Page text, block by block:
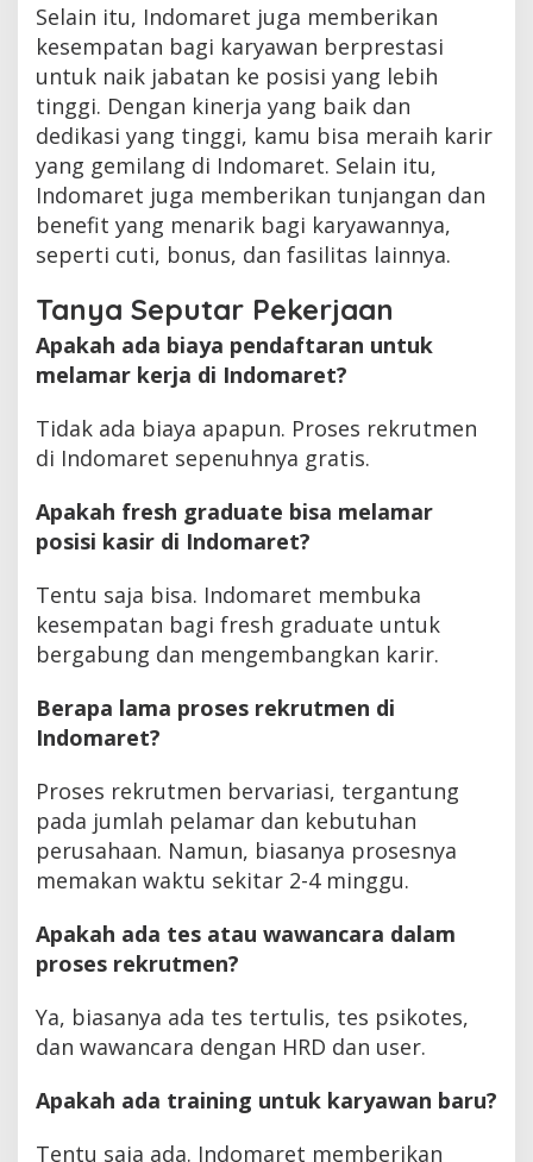
Selain itu, Indomaret juga memberikan
kesempatan bagi karyawan berprestasi
untuk naik jabatan ke posisi yang lebih
tinggi. Dengan kinerja yang baik dan
dedikasi yang tinggi, kamu bisa meraih karir
yang gemilang di Indomaret. Selain itu,
Indomaret juga memberikan tunjangan dan
benefit yang menarik bagi karyawannya,
seperti cuti, bonus, dan fasilitas lainnya.
Tanya Seputar Pekerjaan
Apakah ada biaya pendaftaran untuk
melamar kerja di Indomaret?
Tidak ada biaya apapun. Proses rekrutmen
di Indomaret sepenuhnya gratis.
Apakah fresh graduate bisa melamar
posisi kasir di Indomaret?
Tentu saja bisa. Indomaret membuka
kesempatan bagi fresh graduate untuk
bergabung dan mengembangkan karir.
Berapa lama proses rekrutmen di
Indomaret?
Proses rekrutmen bervariasi, tergantung
pada jumlah pelamar dan kebutuhan
perusahaan. Namun, biasanya prosesnya
memakan waktu sekitar 2-4 minggu.
Apakah ada tes atau wawancara dalam
proses rekrutmen?
Ya, biasanya ada tes tertulis, tes psikotes,
dan wawancara dengan HRD dan user.
Apakah ada training untuk karyawan baru?
Tentu saja ada. Indomaret memberikan